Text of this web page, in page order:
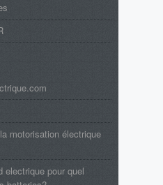
motorisation électrique
electrique pour quel